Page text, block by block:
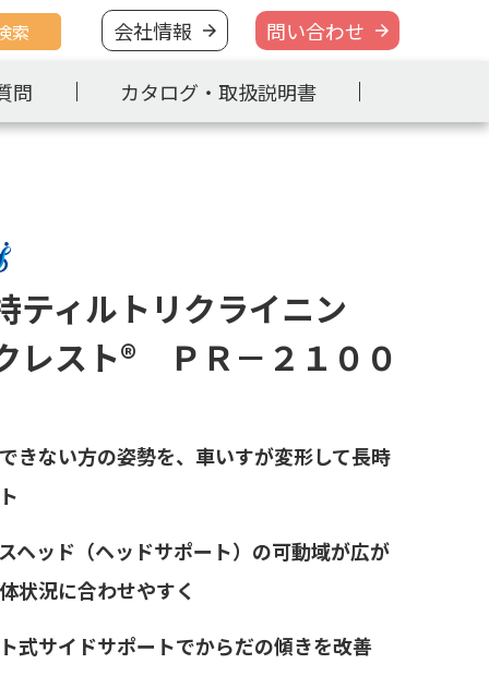
索 会社情報 問い合わせ
問 カタログ・取扱説明書
ティルトリクライニン
スト® ＰＲ－２１００
きない方の姿勢を、車いすが変形して長時
ヘッド（ヘッドサポート）の可動域が広が
状況に合わせやすく
式サイドサポートでからだの傾きを改善